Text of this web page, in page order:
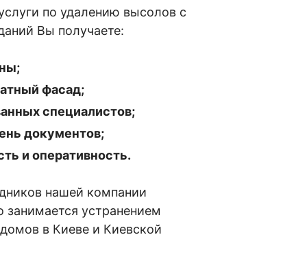
по удалению высолов с
Вы получаете:
фасад;
специалистов;
документов;
и оперативность.
нашей компании
занимается устранением
в Киеве и Киевской